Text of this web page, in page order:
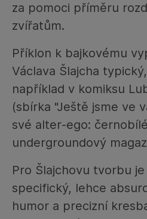
za pomoci příměru
zvířatům.
Příklon k bajkovému
Václava Šlajcha
například v komiksu
(sbírka "Ještě jsme ve
své alter‑ego:
undergroundový
Pro Šlajchovu tvorbu
specifický, lehce
humor a precizní